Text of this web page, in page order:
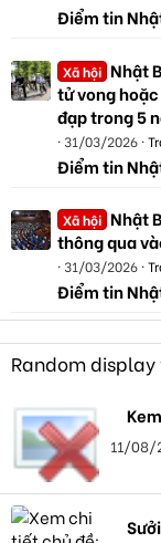
Điểm tin
Xã hội Nhật
tử vong
đạp trong 5
31/03/2026
Điểm tin
Xã hội Nhật
thông qua
31/03/2026
Điểm tin
Random
11/08/